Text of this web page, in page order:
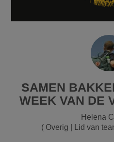
SAMEN
WEEK VAN DE
Helena
( Overig | Lid van